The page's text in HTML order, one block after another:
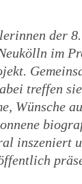
der
im
treffen
Wünsche
inszeniert